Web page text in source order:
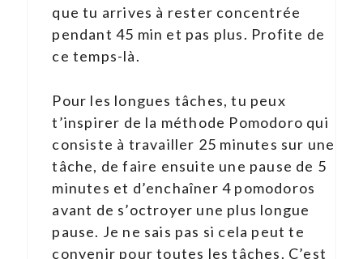
que tu arrives à rester concentrée
pendant 45 min et pas plus. Profite de
ce temps-là.
Pour les longues tâches, tu peux
t’inspirer de la méthode Pomodoro qui
consiste à travailler 25 minutes sur une
tâche, de faire ensuite une pause de 5
minutes et d’enchaîner 4 pomodoros
avant de s’octroyer une plus longue
pause. Je ne sais pas si cela peut te
convenir pour toutes les tâches. C’est